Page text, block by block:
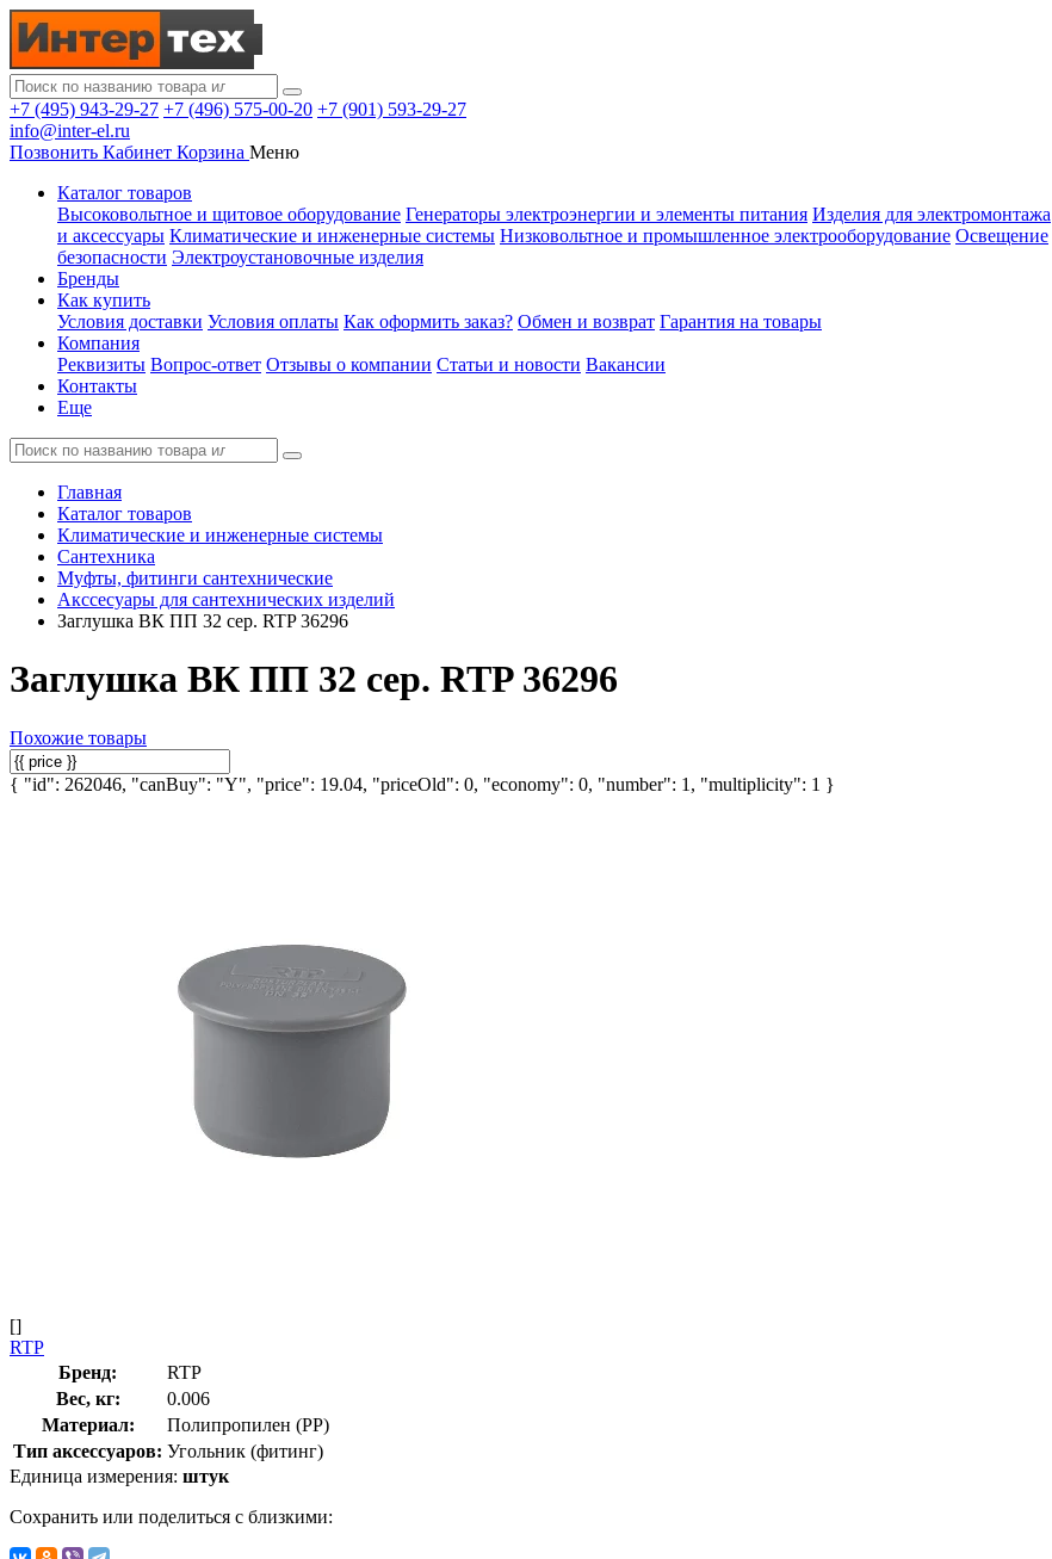
+7 (495) 943-29-27 +7 (496) 575-00-20 +7 (901) 593-29-27
info@inter-el.ru
Позвонить Кабинет Корзина Меню
Каталог товаров
Высоковольтное и щитовое оборудование Генераторы электроэнергии и элементы питания Изделия для электромонтажа
и аксессуары Климатические и инженерные системы Низковольтное и промышленное электрооборудование Освещение
безопасности Электроустановочные изделия
Бренды
Как купить
Условия доставки Условия оплаты Как оформить заказ? Обмен и возврат Гарантия на товары
Компания
Реквизиты Вопрос-ответ Отзывы о компании Статьи и новости Вакансии
Контакты
Еще
Главная
Каталог товаров
Климатические и инженерные системы
Сантехника
Муфты, фитинги сантехнические
Акссесуары для сантехнических изделий
Заглушка ВК ПП 32 сер. RTP 36296
Заглушка ВК ПП 32 сер. RTP 36296
Похожие товары
{ "id": 262046, "canBuy": "Y", "price": 19.04, "priceOld": 0, "economy": 0, "number": 1, "multiplicity": 1 }
[]
RTP
Бренд:
RTP
Вес, кг:
0.006
Материал:
Полипропилен (PP)
Тип аксессуаров: Угольник (фитинг)
Единица измерения: штук
Сохранить или поделиться с близкими: